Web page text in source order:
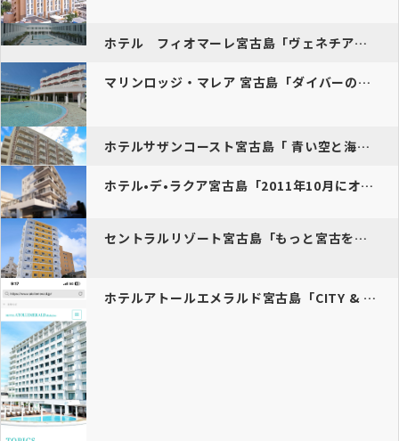
ホテル フィオマーレ宮古島「ヴェネチアのサンマルコ広場をイメージして…
マリンロッジ・マレア 宮古島「ダイバーのために設計されたリゾートホテ…
ホテルサザンコースト宮古島「 青い空と海が広がる心やすらぐ癒しの空間…
ホテル•デ•ラクア宮古島「2011年10月にオープンした新しいタイプ…
セントラルリゾート宮古島「もっと宮古を身近に好きになる島の中心から自…
ホテルアトールエメラルド宮古島「CITY & RESORT文…